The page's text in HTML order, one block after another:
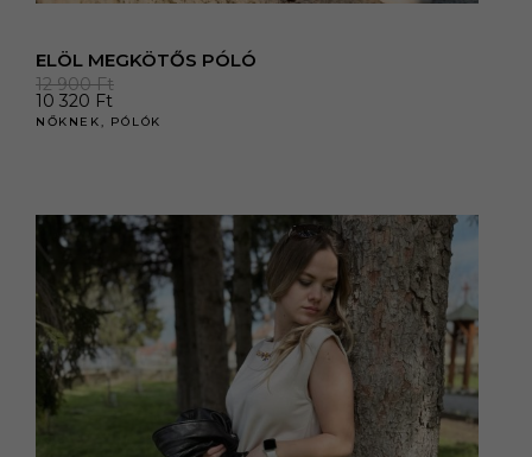
ELÖL MEGKÖTŐS PÓLÓ
12 900Ft
10 320 Ft
NŐKNEK, PÓLÓK